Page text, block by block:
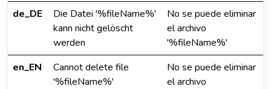
de_DE
Die Datei '%fileName%'
kann nicht gelöscht
werden
No se puede eliminar
el archivo
'%fileName%'
en_EN
Cannot delete file
'%fileName%'
No se puede eliminar
el archivo